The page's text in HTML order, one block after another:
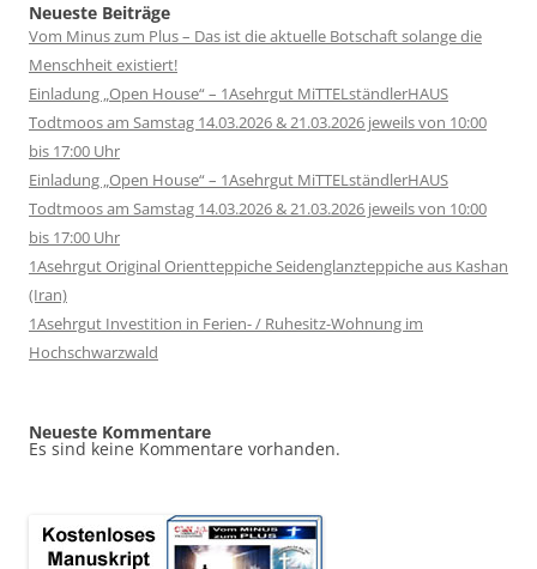
Neueste Beiträge
Vom Minus zum Plus – Das ist die aktuelle Botschaft solange die
Menschheit existiert!
Einladung „Open House“ – 1Asehrgut MiTTELständlerHAUS
Todtmoos am Samstag 14.03.2026 & 21.03.2026 jeweils von 10:00
bis 17:00 Uhr
Einladung „Open House“ – 1Asehrgut MiTTELständlerHAUS
Todtmoos am Samstag 14.03.2026 & 21.03.2026 jeweils von 10:00
bis 17:00 Uhr
1Asehrgut Original Orientteppiche Seidenglanzteppiche aus Kashan
(Iran)
1Asehrgut Investition in Ferien- / Ruhesitz-Wohnung im
Hochschwarzwald
Neueste Kommentare
Es sind keine Kommentare vorhanden.